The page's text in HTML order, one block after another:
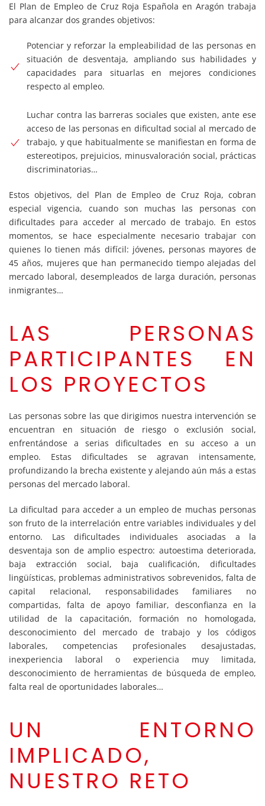
El Plan de Empleo de Cruz Roja Española en Aragón trabaja
para alcanzar dos grandes objetivos:
Potenciar y reforzar la empleabilidad de las personas en
situación de desventaja, ampliando sus habilidades y
capacidades para situarlas en mejores condiciones
respecto al empleo.
Luchar contra las barreras sociales que existen, ante ese
acceso de las personas en dificultad social al mercado de
trabajo, y que habitualmente se manifiestan en forma de
estereotipos, prejuicios, minusvaloración social, prácticas
discriminatorias…
Estos objetivos, del Plan de Empleo de Cruz Roja, cobran
especial vigencia, cuando son muchas las personas con
dificultades para acceder al mercado de trabajo. En estos
momentos, se hace especialmente necesario trabajar con
quienes lo tienen más difícil: jóvenes, personas mayores de
45 años, mujeres que han permanecido tiempo alejadas del
mercado laboral, desempleados de larga duración, personas
inmigrantes…
LAS PERSONAS
PARTICIPANTES EN
LOS PROYECTOS
Las personas sobre las que dirigimos nuestra intervención se
encuentran en situación de riesgo o exclusión social,
enfrentándose a serias dificultades en su acceso a un
empleo. Estas dificultades se agravan intensamente,
profundizando la brecha existente y alejando aún más a estas
personas del mercado laboral.
La dificultad para acceder a un empleo de muchas personas
son fruto de la interrelación entre variables individuales y del
entorno. Las dificultades individuales asociadas a la
desventaja son de amplio espectro: autoestima deteriorada,
baja extracción social, baja cualificación, dificultades
lingüísticas, problemas administrativos sobrevenidos, falta de
capital relacional, responsabilidades familiares no
compartidas, falta de apoyo familiar, desconfianza en la
utilidad de la capacitación, formación no homologada,
desconocimiento del mercado de trabajo y los códigos
laborales, competencias profesionales desajustadas,
inexperiencia laboral o experiencia muy limitada,
desconocimiento de herramientas de búsqueda de empleo,
falta real de oportunidades laborales…
UN ENTORNO
IMPLICADO,
NUESTRO RETO